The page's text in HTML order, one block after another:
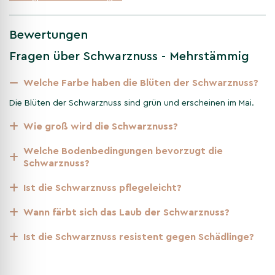
Im Mai grünliche Blüten; gleichzeitig treibt das gefiederte
Laub frisch und vital aus.
Sommer
Dichtes, gesundes Laub spendet angenehmen, leichten
Schatten; Nüsse entwickeln sich.
zusätzlichen Nutz- und Zierwert.
Bewertungen
Fragen über Schwarznuss - Mehrstämmig
Welche Farbe haben die Blüten der Schwarznuss?
Die Blüten der Schwarznuss sind grün und erscheinen im Mai.
Wie groß wird die Schwarznuss?
Welche Bodenbedingungen bevorzugt die
Schwarznuss?
Ist die Schwarznuss pflegeleicht?
Wann färbt sich das Laub der Schwarznuss?
Ist die Schwarznuss resistent gegen Schädlinge?